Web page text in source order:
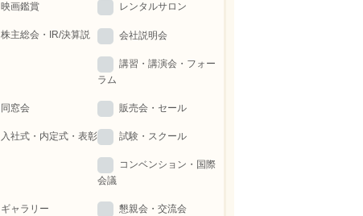
映画鑑賞 レンタルサロン
株主総会・IR/決算説
会社説明会
講習・講演会・フォー
ラム
同窓会 販売会・セール
入社式・内定式・表彰
試験・スクール
コンベンション・国際
会議
ギャラリー 懇親会・交流会